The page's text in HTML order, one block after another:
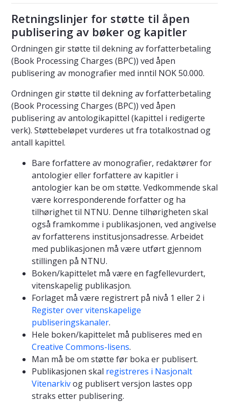
Retningslinjer for støtte til åpen
publisering av bøker og kapitler
Ordningen gir støtte til dekning av forfatterbetaling
(Book Processing Charges (BPC)) ved åpen
publisering av monografier med inntil NOK 50.000.
Ordningen gir støtte til dekning av forfatterbetaling
(Book Processing Charges (BPC)) ved åpen
publisering av antologikapittel (kapittel i redigerte
verk). Støttebeløpet vurderes ut fra totalkostnad og
antall kapittel.
Bare forfattere av monografier, redaktører for
antologier eller forfattere av kapitler i
antologier kan be om støtte. Vedkommende skal
være korresponderende forfatter og ha
tilhørighet til NTNU. Denne tilhørigheten skal
også framkomme i publikasjonen, ved angivelse
av forfatterens institusjonsadresse. Arbeidet
med publikasjonen må være utført gjennom
stillingen på NTNU.
Boken/kapittelet må være en fagfellevurdert,
vitenskapelig publikasjon.
Forlaget må være registrert på nivå 1 eller 2 i
Register over vitenskapelige
publiseringskanaler.
Hele boken/kapittelet må publiseres med en
Creative Commons-lisens.
Man må be om støtte før boka er publisert.
Publikasjonen skal registreres i Nasjonalt
Vitenarkivog publisert versjon lastes opp
straks etter publisering.